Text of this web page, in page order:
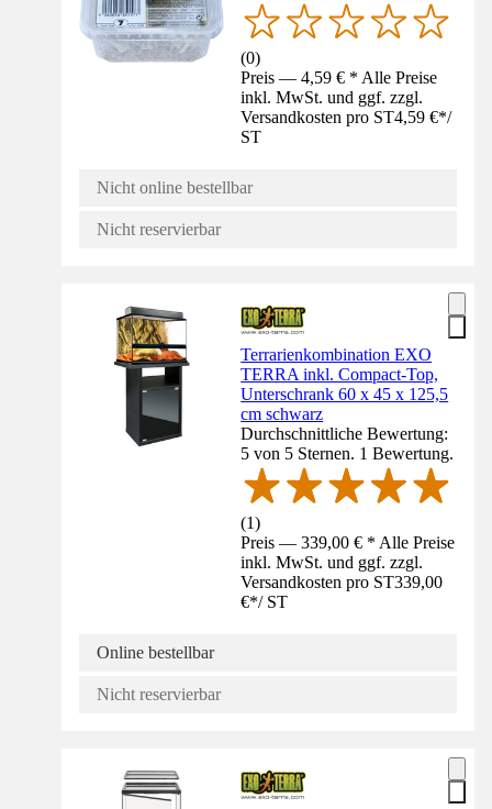
(0)
Preis — 4,59 € * Alle Preise
inkl. MwSt. und ggf. zzgl.
Versandkosten pro ST4,59 €*/
ST
Nicht online bestellbar
Nicht reservierbar
Terrarienkombination EXO
TERRA inkl. Compact-Top,
Unterschrank 60 x 45 x 125,5
cm schwarz
Durchschnittliche Bewertung:
5 von 5 Sternen. 1 Bewertung.
(1)
Preis — 339,00 € * Alle Preise
inkl. MwSt. und ggf. zzgl.
Versandkosten pro ST339,00
€*/ ST
Online bestellbar
Nicht reservierbar